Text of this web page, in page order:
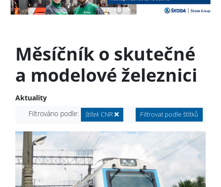
Měsíčník o skutečné
a modelové železnici
Aktuality
Filtrováno podle:
štítekCNR Filtrovat podle štítků